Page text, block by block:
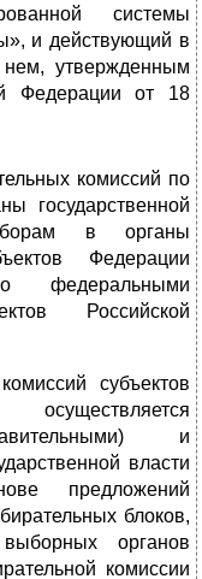
системы
и действующий в
утвержденным
Федерации от 18
комиссий по
государственной
в органы
Федерации
федеральными
Российской
субъектов
и
власти
предложений
блоков,
органов
комиссии